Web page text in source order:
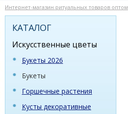
Интернет-магазин ритуальных товаров оптом
КАТАЛОГ
Искусственные цветы
Букеты 2026
Букеты
Горшечные растения
Кусты декоративные